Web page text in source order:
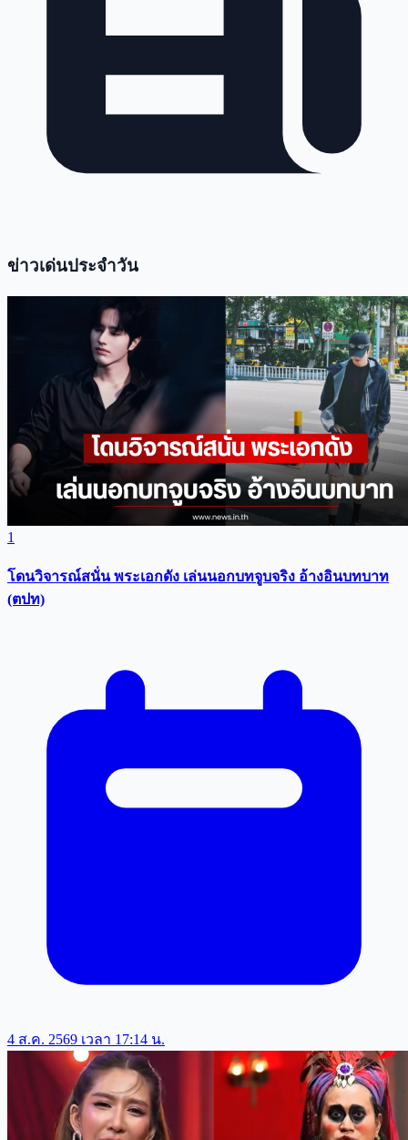
ข่าวเด่นประจำวัน
1
โดนวิจารณ์สนั่น พระเอกดัง เล่นนอกบทจูบจริง อ้างอินบทบาท
(ตปท)
4 ส.ค. 2569 เวลา 17:14 น.